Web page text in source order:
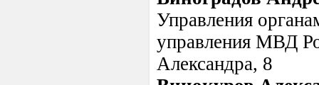
Управления
управления МВД
Александра, 8